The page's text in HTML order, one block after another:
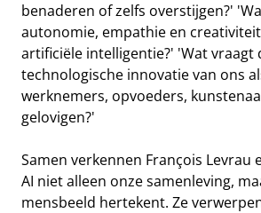
benaderen of zelfs overstijgen?'
autonomie, empathie en
artificiële intelligentie?' 'Wat vraagt
technologische innovatie van ons
werknemers, opvoeders,
gelovigen?'
Samen verkennen François Levrau
AI niet alleen onze samenleving,
mensbeeld hertekent. Ze